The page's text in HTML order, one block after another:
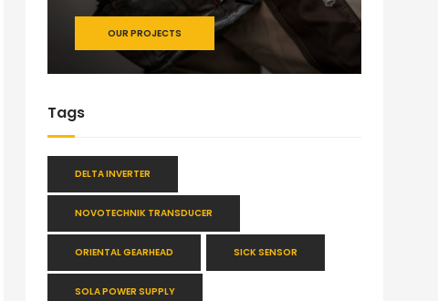
OUR PROJECTS
Tags
DELTA INVERTER
NOVOTECHNIK TRANSDUCER
ORIENTAL GEARHEAD SICK SENSOR
SOLA POWER SUPPLY